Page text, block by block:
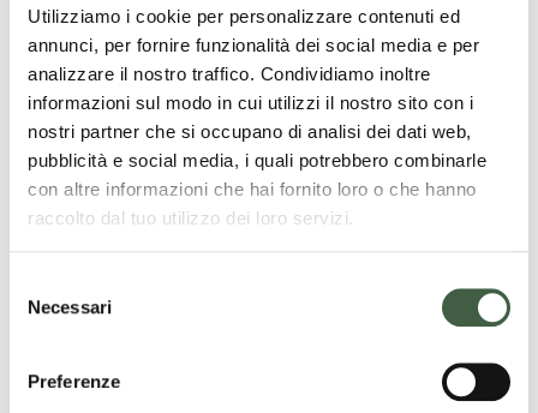
Utilizziamo i cookie per personalizzare contenuti ed
annunci, per fornire funzionalità dei social media e per
analizzare il nostro traffico. Condividiamo inoltre
informazioni sul modo in cui utilizzi il nostro sito con i
nostri partner che si occupano di analisi dei dati web,
pubblicità e social media, i quali potrebbero combinarle
con altre informazioni che hai fornito loro o che hanno
raccolto dal tuo utilizzo dei loro servizi.
Necessari
Preferenze
dedicata alla vista, alla contemplazione e alla
scoperta: un’occasione per ricordare quanto sia
Per partecipare alla visita guidata è richiesta la
prenotazione scrivendo ainfo@villataranto.it
LEGGI TUTTE LE NOTIZIE